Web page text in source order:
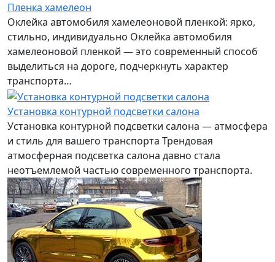
Пленка хамелеон
Оклейка автомобиля хамелеоновой пленкой: ярко,
стильно, индивидуально Оклейка автомобиля
хамелеоновой пленкой — это современный способ
выделиться на дороге, подчеркнуть характер
транспорта…
Установка контурной подсветки салона
Установка контурной подсветки салона — атмосфера
и стиль для вашего транспорта Трендовая
атмосферная подсветка салона давно стала
неотъемлемой частью современного транспорта.